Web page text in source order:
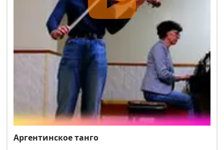
Аргентинское танго